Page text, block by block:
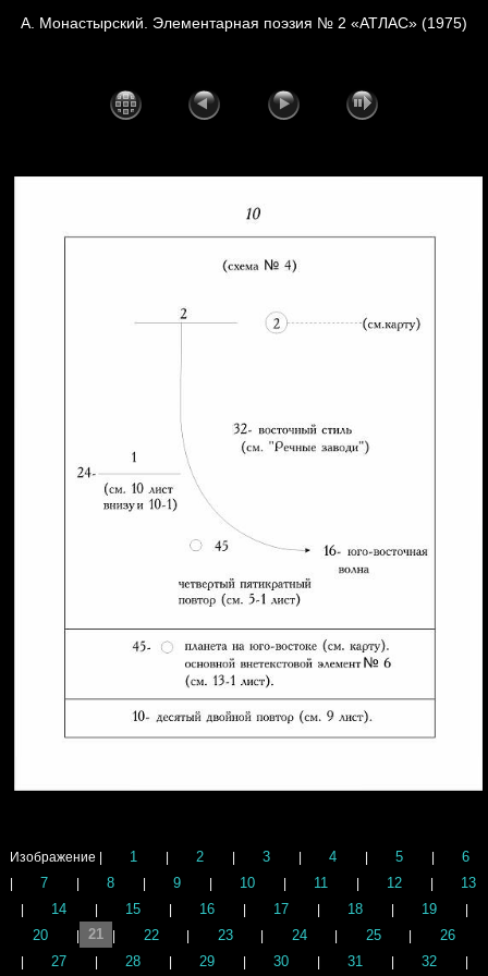
А. Монастырский. Элементарная поэзия № 2 «АТЛАС» (1975)
Изображение | 1 | 2 | 3 | 4 | 5 | 6
| 7 | 8 | 9 | 10 | 11 | 12 | 13
| 14 | 15 | 16 | 17 | 18 | 19 |
20 | 21 | 22 | 23 | 24 | 25 | 26
| 27 | 28 | 29 | 30 | 31 | 32 |